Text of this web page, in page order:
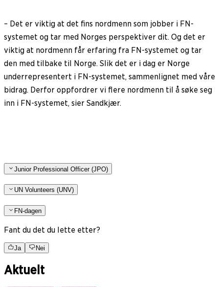
– Det er viktig at det fins nordmenn som jobber i FN-
systemet og tar med Norges perspektiver dit. Og det er
viktig at nordmenn får erfaring fra FN-systemet og tar
den med tilbake til Norge. Slik det er i dag er Norge
underrepresentert i FN-systemet, sammenlignet med våre
bidrag. Derfor oppfordrer vi flere nordmenn til å søke seg
inn i FN-systemet, sier Sandkjær.
Junior Professional Officer (JPO)
UN Volunteers (UNV)
FN-dagen
Fant du det du lette etter?
Ja Nei
Aktuelt